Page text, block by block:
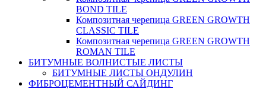
BOND TILE
Композитная черепица GREEN GROWTH
CLASSIC TILE
Композитная черепица GREEN GROWTH
ROMAN TILE
БИТУМНЫЕ ВОЛНИСТЫЕ ЛИСТЫ
БИТУМНЫЕ ЛИСТЫ ОНДУЛИН
ФИБРОЦЕМЕНТНЫЙ САЙДИНГ